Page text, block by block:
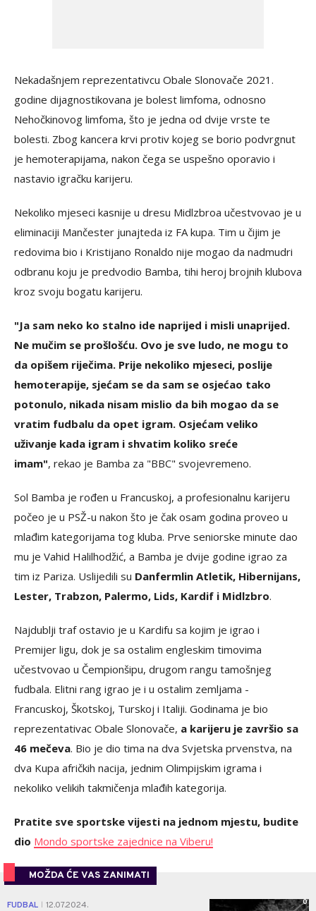
Nekadašnjem reprezentativcu Obale Slonovače 2021.
godine dijagnostikovana je bolest limfoma, odnosno
Nehočkinovog limfoma, što je jedna od dvije vrste te
bolesti. Zbog kancera krvi protiv kojeg se borio podvrgnut
je hemoterapijama, nakon čega se uspešno oporavio i
nastavio igračku karijeru.
Nekoliko mjeseci kasnije u dresu Midlzbroa učestvovao je u
eliminaciji Mančester junajteda iz FA kupa. Tim u čijim je
redovima bio i Kristijano Ronaldo nije mogao da nadmudri
odbranu koju je predvodio Bamba, tihi heroj brojnih klubova
kroz svoju bogatu karijeru.
"Ja sam neko ko stalno ide naprijed i misli unaprijed.
Ne mučim se prošlošću. Ovo je sve ludo, ne mogu to
da opišem riječima. Prije nekoliko mjeseci, poslije
hemoterapije, sjećam se da sam se osjećao tako
potonulo, nikada nisam mislio da bih mogao da se
vratim fudbalu da opet igram. Osjećam veliko
uživanje kada igram i shvatim koliko sreće
imam", rekao je Bamba za "BBC" svojevremeno.
Sol Bamba je rođen u Francuskoj, a profesionalnu karijeru
počeo je u PSŽ-u nakon što je čak osam godina proveo u
mlađim kategorijama tog kluba. Prve seniorske minute dao
mu je Vahid Halilhodžić, a Bamba je dvije godine igrao za
tim iz Pariza. Uslijedili su Danfermlin Atletik, Hibernijans,
Lester, Trabzon, Palermo, Lids, Kardif i Midlzbro.
Najdublji traf ostavio je u Kardifu sa kojim je igrao i
Premijer ligu, dok je sa ostalim engleskim timovima
učestvovao u Čempionšipu, drugom rangu tamošnjeg
fudbala. Elitni rang igrao je i u ostalim zemljama -
Francuskoj, Škotskoj, Turskoj i Italiji. Godinama je bio
reprezentativac Obale Slonovače, a karijeru je završio sa
46 mečeva. Bio je dio tima na dva Svjetska prvenstva, na
dva Kupa afričkih nacija, jednim Olimpijskim igrama i
nekoliko velikih takmičenja mlađih kategorija.
Pratite sve sportske vijesti na jednom mjestu, budite
dio Mondo sportske zajednice na Viberu!
MOŽDA ĆE VAS ZANIMATI
FUDBAL 12.07.2024. 0